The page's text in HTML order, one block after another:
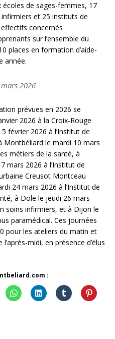
écoles de sages-femmes, 17
et 25 instituts de
concernés
sur l’ensemble du
places en formation d’aide-
année.
2026
prévues en 2026 se
2026 à la Croix-Rouge
février 2026 à l’Institut de
le mardi 10 mars
métiers de la santé, à
mars 2026 à l’Institut de
Creusot Montceau
24 mars 2026 à l’Institut de
à Dole le jeudi 26 mars
soins infirmiers, et à Dijon le
paramédical. Ces journées
pour les ateliers du matin et
midi, en présence d’élus
: